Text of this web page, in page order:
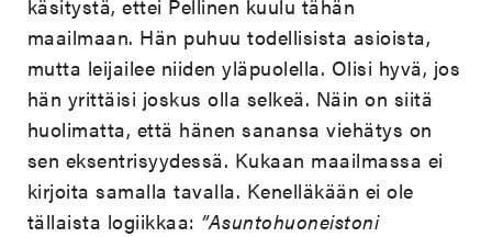
käsitystä, ettei Pellinen kuulu tähän
maailmaan. Hän puhuu todellisista asioista,
mutta leijailee niiden yläpuolella. Olisi hyvä, jos
hän yrittäisi joskus olla selkeä. Näin on siitä
huolimatta, että hänen sanansa viehätys on
sen eksentrisyydessä. Kukaan maailmassa ei
kirjoita samalla tavalla. Kenelläkään ei ole
tällaista logiikkaa: ”Asuntohuoneistoni